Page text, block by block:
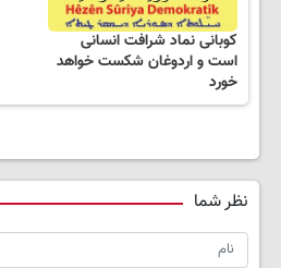
کوبانی نماد شرافت انسانی
است و اردوغان شکست خواهد
خورد
نظر شما